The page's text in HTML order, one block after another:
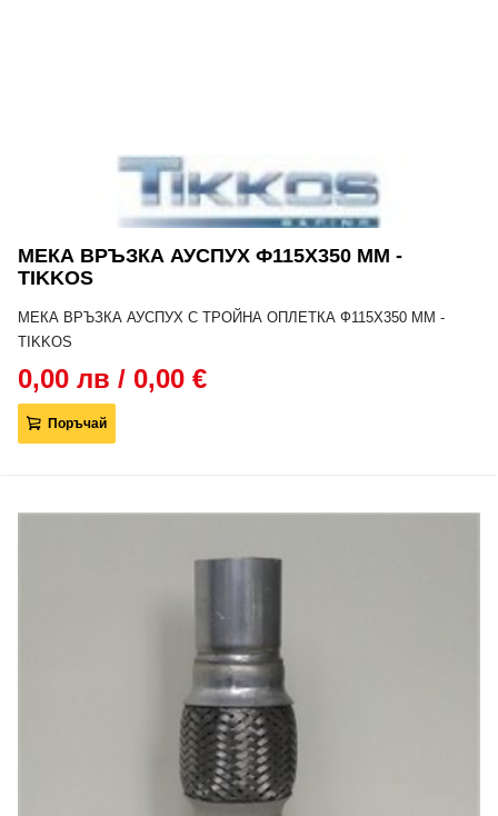
МЕКА ВРЪЗКА АУСПУХ Ф115Х350 MM -
TIKKOS
МЕКА ВРЪЗКА АУСПУХ С ТРОЙНА ОПЛЕТКА Ф115Х350 MM -
TIKKOS
0,00 лв / 0,00 €
Поръчай